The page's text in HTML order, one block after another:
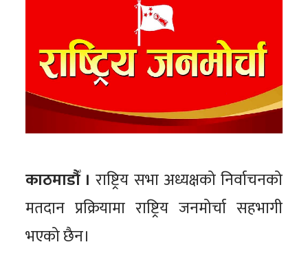
काठमाडौँ । राष्ट्रिय सभा अध्यक्षको निर्वाचनको
मतदान प्रक्रियामा राष्ट्रिय जनमोर्चा सहभागी
भएको छैन।